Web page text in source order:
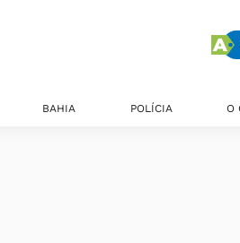
BAHIA POLÍCIA O